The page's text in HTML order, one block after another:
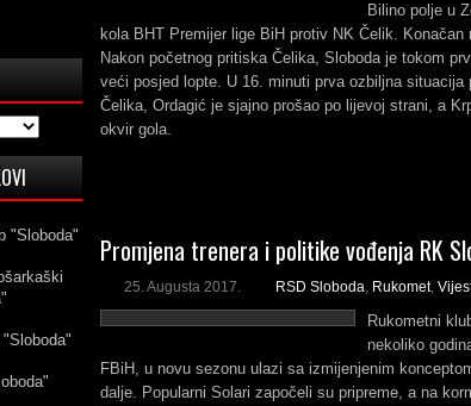
Bilino polje u
kola BHT Premijer lige BiH protiv NK Čelik.
Nakon početnog pritiska Čelika, Sloboda je tokom
veći posjed lopte. U 16. minuti prva ozbiljna situacija
Čelika, Ordagić je sjajno prošao po lijevoj strani, a
okvir gola.
Promjena trenera i politike vođenja RK
25. Augusta 2017. RSD Sloboda, Rukomet,
Rukometni
nekoliko
FBiH, u novu sezonu ulazi sa izmijenjenim
dalje. Popularni Solari započeli su pripreme, a na
"Sloboda"